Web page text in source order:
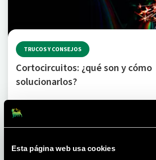
Esta página web usa cookies
TRUCOS Y CONSEJOS
Cortocircuitos: ¿qué son y cómo
solucionarlos?
LEER MÁS